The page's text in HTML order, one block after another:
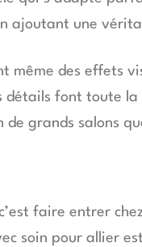
ajoutant une
même des effets
détails font toute
de grands salons
faire entrer
soin pour allier